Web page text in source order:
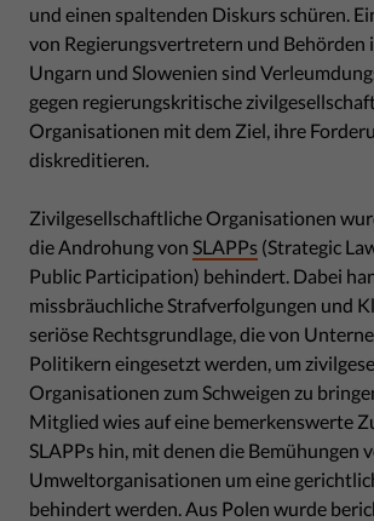
und einen spaltenden Diskurs schüren.
von Regierungsvertretern und Behörden
Ungarn und Slowenien sind
gegen regierungskritische
Organisationen mit dem Ziel, ihre
diskreditieren.
Zivilgesellschaftliche Organisationen
die Androhung von SLAPPs (Strategic
Public Participation) behindert. Dabei
missbräuchliche Strafverfolgungen und
seriöse Rechtsgrundlage, die von
Politikern eingesetzt werden, um
Organisationen zum Schweigen zu
Mitglied wies auf eine bemerkenswerte
SLAPPs hin, mit denen die Bemühungen
Umweltorganisationen um eine
behindert werden. Aus Polen wurde